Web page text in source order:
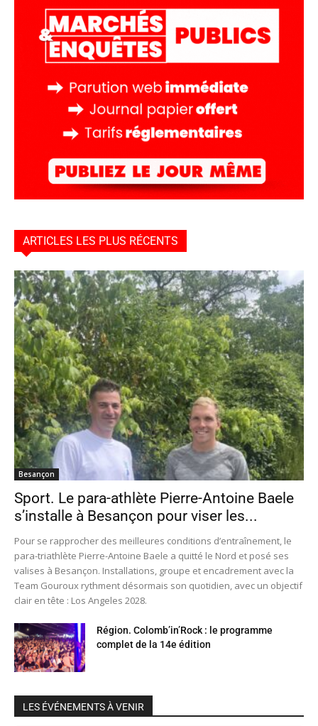
ARTICLES LES PLUS RÉCENTS
Besançon
Sport. Le para-athlète Pierre-Antoine Baele
s’installe à Besançon pour viser les...
Pour se rapprocher des meilleures conditions d’entraînement, le
para-triathlète Pierre-Antoine Baele a quitté le Nord et posé ses
valises à Besançon. Installations, groupe et encadrement avec la
Team Gouroux rythment désormais son quotidien, avec un objectif
clair en tête : Los Angeles 2028.
Région. Colomb’in’Rock : le programme
complet de la 14e édition
LES ÉVÉNEMENTS À VENIR